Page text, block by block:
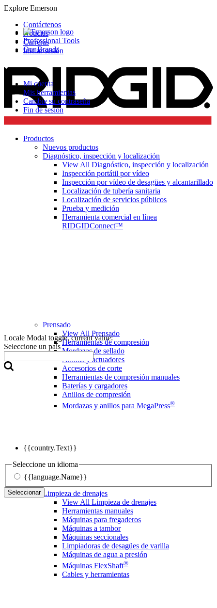
Explore Emerson
Professional Tools
Our Brands
Contáctenos
Noticias
Carreras
Iniciar sesión
Mi cuenta
Mis herramientas
Cambie su contraseña
Fin de sesión
Locale Modal toggle, current value:
Seleccione un país
{{country.Text}}
Seleccione un idioma
{{language.Name}}
Seleccionar
Productos
Nuevos productos
Diagnóstico, inspección y localización
View All Diagnóstico, inspección y localización
Inspección portátil por vídeo
Inspección por vídeo de desagües y alcantarillado
Localización de tubería sanitaria
Localización de servicios públicos
Prueba y medición
Herramienta comercial en línea
RIDGIDConnect™
Prensado
View All Prensado
Herramientas de compresión
Mordazas de sellado
Anillos y actuadores
Accesorios de corte
Herramientas de compresión manuales
Baterías y cargadores
Anillos de compresión
Mordazas y anillos para MegaPress®
Limpieza de drenajes
View All Limpieza de drenajes
Herramientas manuales
Máquinas para fregaderos
Máquinas a tambor
Máquinas seccionales
Limpiadoras de desagües de varilla
Máquinas de agua a presión
Máquinas FlexShaft®
Cables y herramientas